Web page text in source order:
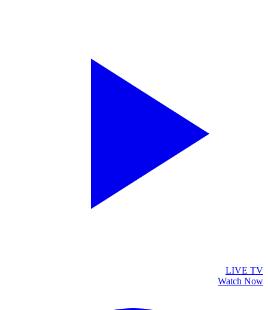
LIVE TV
Watch Now